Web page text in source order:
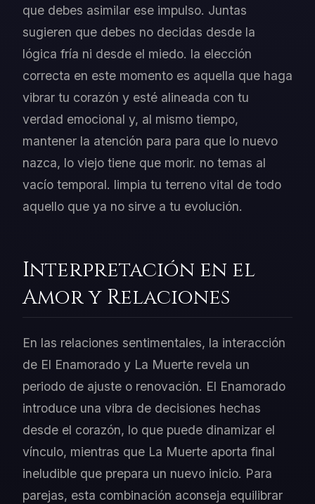
que debes asimilar ese impulso. Juntas
sugieren que debes no decidas desde la
lógica fría ni desde el miedo. la elección
correcta en este momento es aquella que haga
vibrar tu corazón y esté alineada con tu
verdad emocional y, al mismo tiempo,
mantener la atención para para que lo nuevo
nazca, lo viejo tiene que morir. no temas al
vacío temporal. limpia tu terreno vital de todo
aquello que ya no sirve a tu evolución.
Interpretación en el
Amor y Relaciones
En las relaciones sentimentales, la interacción
de El Enamorado y La Muerte revela un
periodo de ajuste o renovación. El Enamorado
introduce una vibra de decisiones hechas
desde el corazón, lo que puede dinamizar el
vínculo, mientras que La Muerte aporta final
ineludible que prepara un nuevo inicio. Para
parejas, esta combinación aconseja equilibrar